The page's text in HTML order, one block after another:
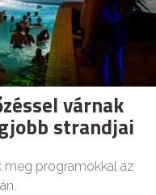
várnak
strandjai
meg programokkal az